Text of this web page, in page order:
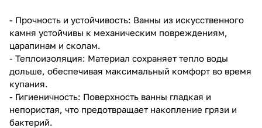
- Прочность и устойчивость: Ванны из искусственного
камня устойчивы к механическим повреждениям,
царапинам и сколам.
- Теплоизоляция: Материал сохраняет тепло воды
дольше, обеспечивая максимальный комфорт во время
купания.
- Гигиеничность: Поверхность ванны гладкая и
непористая, что предотвращает накопление грязи и
бактерий.